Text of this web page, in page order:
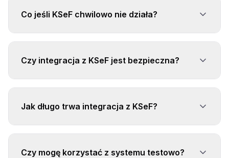
Co jeśli KSeF chwilowo nie działa?
Czy integracja z KSeF jest bezpieczna?
Jak długo trwa integracja z KSeF?
Czy mogę korzystać z systemu testowo?